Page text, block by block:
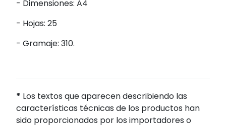
- Dimensiones: A4
- Hojas: 25
- Gramaje: 310.
* Los textos que aparecen describiendo las
características técnicas de los productos han
sido proporcionados por los importadores o